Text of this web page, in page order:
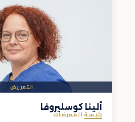
التمريض
ألينا كوسليروفا
رئيسة الممرضات